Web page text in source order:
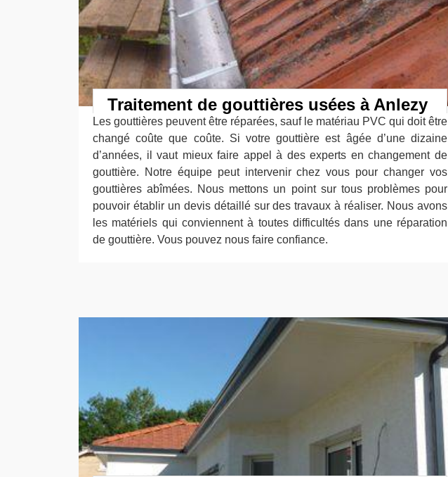
Traitement de gouttières usées à Anlezy
Les gouttières peuvent être réparées, sauf le matériau PVC qui doit être
changé coûte que coûte. Si votre gouttière est âgée d’une dizaine
d’années, il vaut mieux faire appel à des experts en changement de
gouttière. Notre équipe peut intervenir chez vous pour changer vos
gouttières abîmées. Nous mettons un point sur tous problèmes pour
pouvoir établir un devis détaillé sur des travaux à réaliser. Nous avons
les matériels qui conviennent à toutes difficultés dans une réparation
de gouttière. Vous pouvez nous faire confiance.